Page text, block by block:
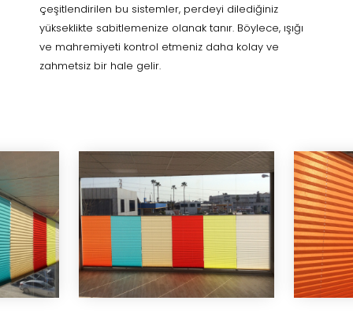
çeşitlendirilen bu sistemler, perdeyi dilediğiniz
yükseklikte sabitlemenize olanak tanır. Böylece, ışığı
ve mahremiyeti kontrol etmeniz daha kolay ve
zahmetsiz bir hale gelir.